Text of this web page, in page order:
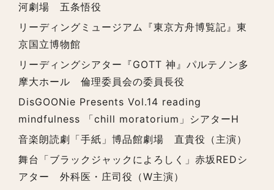
河劇場 五条悟役
リーディングミュージアム『東京方舟博覧記』東
京国立博物館
リーディングシアター『GOTT 神』パルテノン多
摩大ホール 倫理委員会の委員長役
DisGOONie Presents Vol.14 reading
mindfulness 「chill moratorium」シアターH
⾳楽朗読劇「手紙」博品館劇場 直貴役（主演）
舞台「ブラックジャックによろしく」赤坂REDシ
アター 外科医・庄司役（W主演）